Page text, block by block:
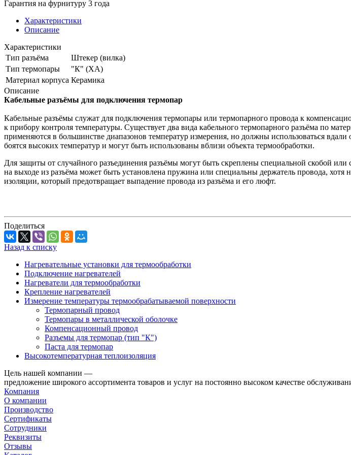
Гарантия на фурнитуру 3 года
Характеристики
Описание
Характеристики
Тип разъёма
Штекер (вилка)
Тип термопары
"К" (ХА)
Материал корпуса Керамика
Описание
Кабельные разъёмы для подключения термопар
Кабельные разъёмы служат для подключения термопары или термопарного провода к
к прибору контроля температуры. Существует два вида кабельного термопарного разъёма по
применяются в большинстве диапазонов температур измерения, но должны использоваться
боятся высоких температур и могут быть использованы вблизи объекта термообработки.
Для защиты от случайного разъединения разъёмы могут быть скреплены специальной скобой
на выходе из разъёма может быть установлена пружина или специальны держатель провода,
изоляции, который предотвращает выпадение провода из разъёма и его люфт.
Поделиться
Назад к списку
Нагревательные установки для термообработки
Подключение нагревателей
Нагреватели для термообработки
Крепление нагревателей
Измерение температуры термообрабатываемой поверхности
Термопарный провод
Термопары в металлической оболочке
Компенсационный провод
Разъемы для термопар (тип "К")
Паста для термопар
Высокотемпературная теплоизоляция
Цель нашей компании —
предложение широкого ассортимента товаров и услуг на постоянно высоком качестве
Компания
О компании
Производство
Сертификаты
Сотрудники
Реквизиты
Отзывы